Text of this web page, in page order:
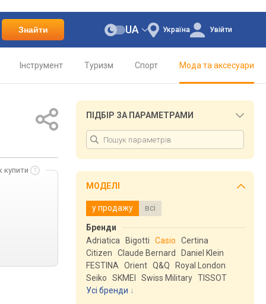
Знайти Україна
UA Увійти
Інструмент Туризм Спорт Мода та аксесуари
купити
ПІДБІР ЗА ПАРАМЕТРАМИ
МОДЕЛІ
у продажу всі
Бренди
Adriatica
Bigotti Casio
Certina
Citizen
Claude Bernard
Daniel Klein
FESTINA
Orient Q&Q
Royal London
Seiko
SKMEI Swiss Military TISSOT
Усі бренди